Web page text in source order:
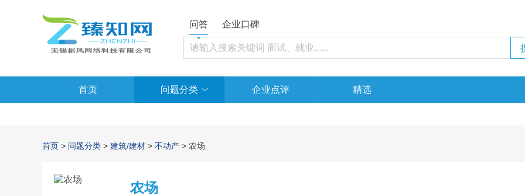
问答 企业口碑
首页 问题分类 企业点评 精选
首页 > 问题分类 > 建筑/建材 > 不动产 > 农场
农场